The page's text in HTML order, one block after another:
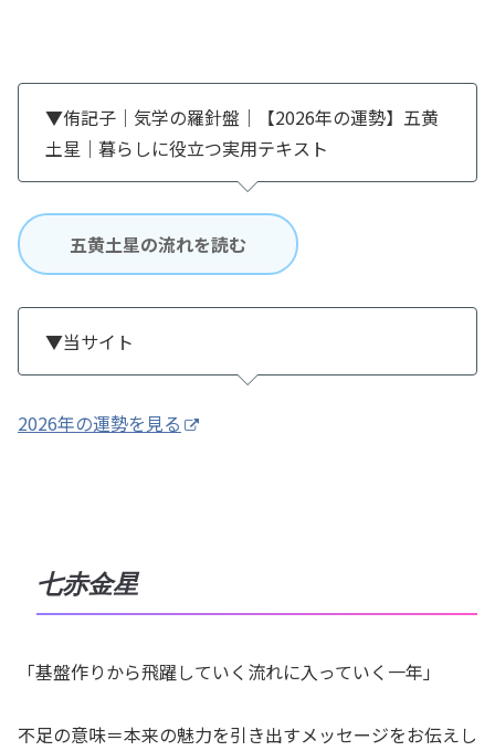
▼侑記子｜気学の羅針盤｜【2026年の運勢】五黄
土星｜暮らしに役立つ実用テキスト
五黄土星の流れを読む
▼当サイト
2026年の運勢を見る
七赤金星
「基盤作りから飛躍していく流れに入っていく一年」
不足の意味＝本来の魅力を引き出すメッセージをお伝えし